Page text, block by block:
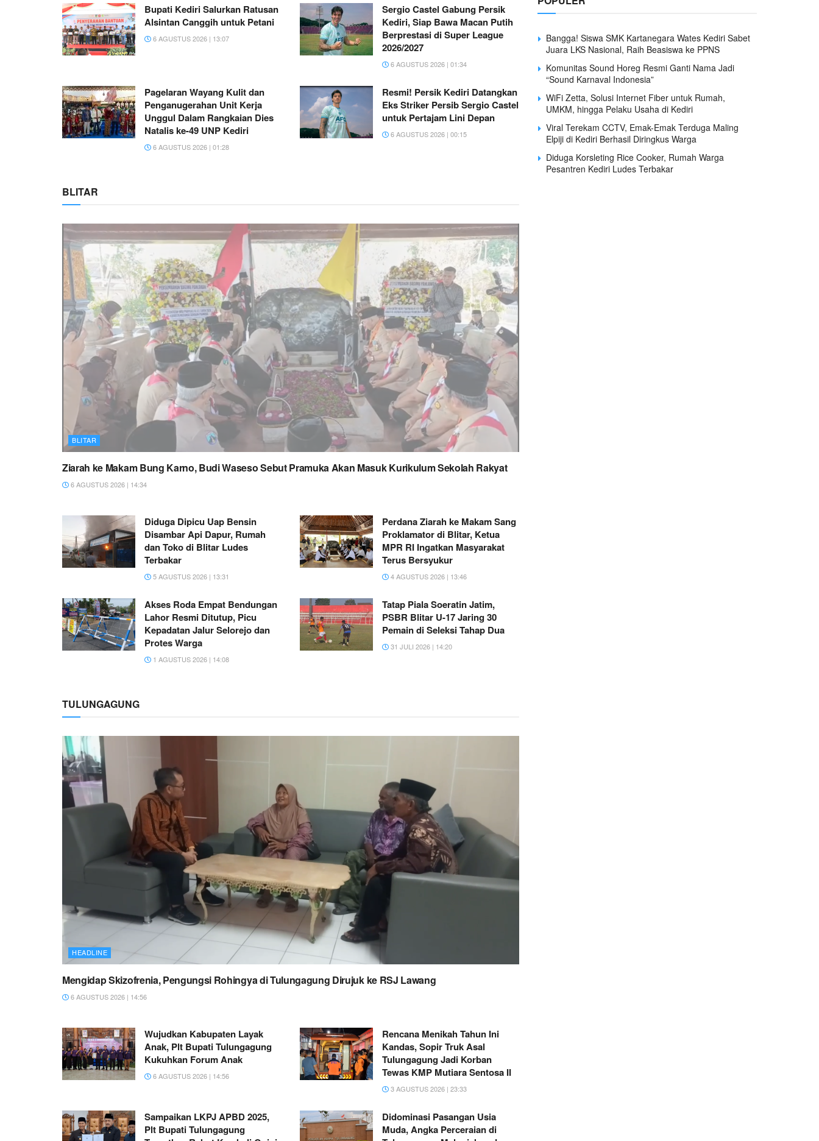
Bupati Kediri Salurkan Ratusan
Alsintan Canggih untuk Petani
6 AGUSTUS 2026 | 13:07
Sergio Castel Gabung Persik
Kediri, Siap Bawa Macan Putih
Berprestasi di Super League
2026/2027
6 AGUSTUS 2026 | 01:34
Pagelaran Wayang Kulit dan
Penganugerahan Unit Kerja
Unggul Dalam Rangkaian Dies
Natalis ke-49 UNP Kediri
6 AGUSTUS 2026 | 01:28
Resmi! Persik Kediri Datangkan
Eks Striker Persib Sergio Castel
untuk Pertajam Lini Depan
6 AGUSTUS 2026 | 00:15
BLITAR
BLITAR
Ziarah ke Makam Bung Karno, Budi Waseso Sebut Pramuka Akan Masuk Kurikulum Sekolah Rakyat
6 AGUSTUS 2026 | 14:34
Diduga Dipicu Uap Bensin
Disambar Api Dapur, Rumah
dan Toko di Blitar Ludes
Terbakar
5 AGUSTUS 2026 | 13:31
Perdana Ziarah ke Makam Sang
Proklamator di Blitar, Ketua
MPR RI Ingatkan Masyarakat
Terus Bersyukur
4 AGUSTUS 2026 | 13:46
Akses Roda Empat Bendungan
Lahor Resmi Ditutup, Picu
Kepadatan Jalur Selorejo dan
Protes Warga
1 AGUSTUS 2026 | 14:08
Tatap Piala Soeratin Jatim,
PSBR Blitar U-17 Jaring 30
Pemain di Seleksi Tahap Dua
31 JULI 2026 | 14:20
TULUNGAGUNG
HEADLINE
Mengidap Skizofrenia, Pengungsi Rohingya di Tulungagung Dirujuk ke RSJ Lawang
6 AGUSTUS 2026 | 14:56
Wujudkan Kabupaten Layak
Anak, Plt Bupati Tulungagung
Kukuhkan Forum Anak
6 AGUSTUS 2026 | 14:56
Rencana Menikah Tahun Ini
Kandas, Sopir Truk Asal
Tulungagung Jadi Korban
Tewas KMP Mutiara Sentosa II
3 AGUSTUS 2026 | 23:33
Sampaikan LKPJ APBD 2025,
Plt Bupati Tulungagung
Didominasi Pasangan Usia
Muda, Angka Perceraian di
Bangga! Siswa SMK Kartanegara Wates Kediri Sabet
Juara LKS Nasional, Raih Beasiswa ke PPNS
Komunitas Sound Horeg Resmi Ganti Nama Jadi
“Sound Karnaval Indonesia”
WiFi Zetta, Solusi Internet Fiber untuk Rumah,
UMKM, hingga Pelaku Usaha di Kediri
Viral Terekam CCTV, Emak-Emak Terduga Maling
Elpiji di Kediri Berhasil Diringkus Warga
Diduga Korsleting Rice Cooker, Rumah Warga
Pesantren Kediri Ludes Terbakar